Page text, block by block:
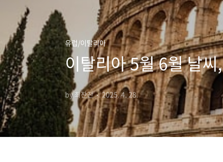
유럽/이탈리아
이탈리아 5월 6월 날
by 최잔잔 2025. 4. 28.